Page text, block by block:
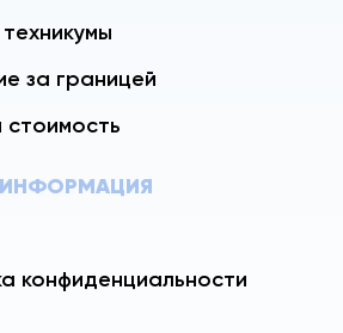
за границей
стоимость
ИНФОРМАЦИЯ
конфиденциальности